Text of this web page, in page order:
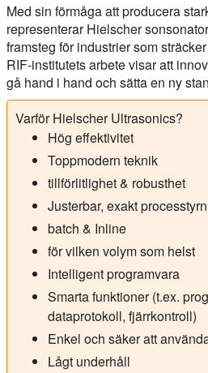
Med sin förmåga att producera
representerar Hielscher
framsteg för industrier som
RIF-institutets arbete visar att
gå hand i hand och sätta en ny
Varför Hielscher Ultrasonics?
Hög effektivitet
Toppmodern teknik
tillförlitlighet & robusthet
Justerbar, exakt
batch & Inline
för vilken volym som helst
Intelligent programvara
Smarta funktioner (t.ex.
dataprotokoll, fjärrkontroll)
Enkel och säker att
Lågt underhåll